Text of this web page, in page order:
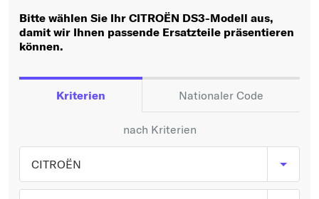
Oder
Oder Fahrzeugauswahl nach Kriterien:
Hersteller wählen
Typ wählen
Bitte wählen Sie Ihr CITROËN DS3-Modell aus,
damit wir Ihnen passende Ersatzteile präsentieren
können.
Kriterien Nationaler Code
nach Kriterien
CITROËN